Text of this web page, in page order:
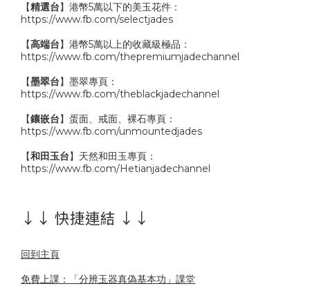
【精選台】港幣5萬以下的美玉花件：
https://www.fb.com/selectjades
【高端台】港幣5萬以上的收藏級極品：
https://www.fb.com/thepremiumjadechannel
【墨翠台】墨翠專頁：
https://www.fb.com/theblackjadechannel
【鑲嵌台】蛋面、戒面、裸石專頁：
https://www.fb.com/unmountedjades
【和田玉台】天然和田玉專頁：
https://www.fb.com/Hetianjadechannel
↓↓ 快捷連結 ↓↓
回到主頁
免費上課：「分辨玉器真偽基本功」課堂